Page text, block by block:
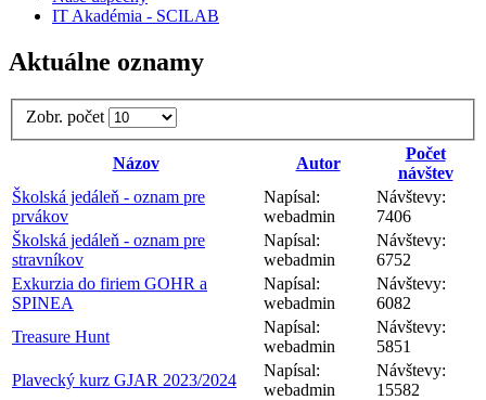
IT Akadémia - SCILAB
Aktuálne oznamy
Zobr. počet
Názov Autor
Počet
návštev
Školská jedáleň - oznam pre
prvákov
Napísal:
webadmin
Návštevy:
7406
Školská jedáleň - oznam pre
stravníkov
Napísal:
webadmin
Návštevy:
6752
Exkurzia do firiem GOHR a
SPINEA
Napísal:
webadmin
Návštevy:
6082
Treasure Hunt
Napísal:
webadmin
Návštevy:
5851
Plavecký kurz GJAR 2023/2024
Napísal:
webadmin
Návštevy:
15582